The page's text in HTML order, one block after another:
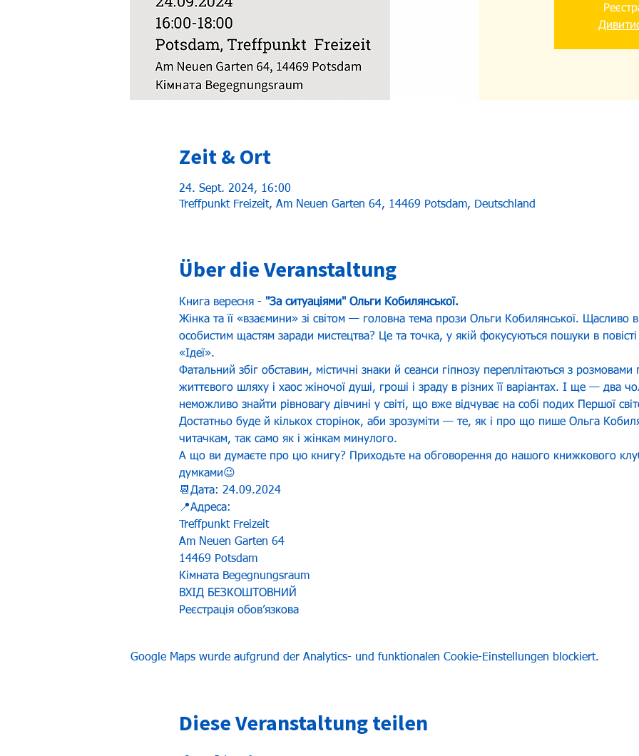
Zeit & Ort
24. Sept. 2024, 16:00
Treffpunkt Freizeit, Am Neuen Garten 64, 14469 Potsdam, Deutschland
Über die Veranstaltung
Книга вересня - "За ситуаціями" Ольги Кобилянської.
Жінка та її «взаємини» зі світом — головна тема прози Ольги Кобилянської. Щасливо
особистим щастям заради мистецтва? Це та точка, у якій фокусуються пошуки в
«Ідеї».
Фатальний збіг обставин, містичні знаки й сеанси гіпнозу переплітаються з
життєвого шляху і хаос жіночої душі, гроші і зраду в різних її варіантах. І ще — два
неможливо знайти рівновагу дівчині у світі, що вже відчуває на собі подих Першої
Достатньо буде й кількох сторінок, аби зрозуміти — те, як і про що пише Ольга
читачкам, так само як і жінкам минулого.
А що ви думаєте про цю книгу? Приходьте на обговорення до нашого книжкового
думками😉
📆Дата: 24.09.2024
📍Адреса:
Treffpunkt Freizeit
Am Neuen Garten 64
14469 Potsdam
Кімната Begegnungsraum
ВХІД БЕЗКОШТОВНИЙ
Реєстрація обовʼязкова
Google Maps wurde aufgrund der Analytics- und funktionalen Cookie-Einstellungen blockiert.
Diese Veranstaltung teilen